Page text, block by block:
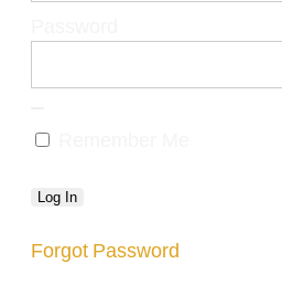
Forgot Password